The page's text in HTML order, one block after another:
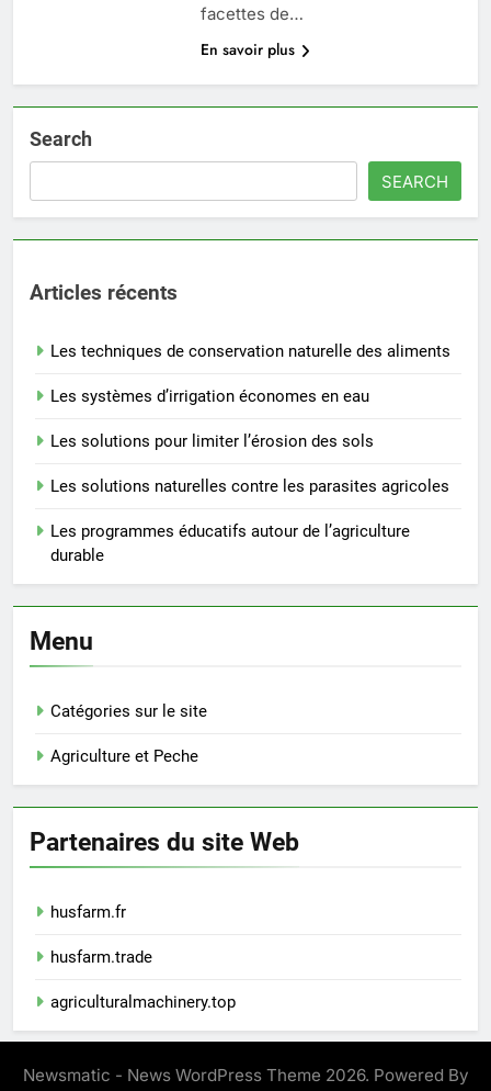
facettes de…
En savoir plus
Search
SEARCH
Articles récents
Les techniques de conservation naturelle des aliments
Les systèmes d’irrigation économes en eau
Les solutions pour limiter l’érosion des sols
Les solutions naturelles contre les parasites agricoles
Les programmes éducatifs autour de l’agriculture
durable
Menu
Catégories sur le site
Agriculture et Peche
Partenaires du site Web
husfarm.fr
husfarm.trade
agriculturalmachinery.top
Newsmatic - News WordPress Theme 2026. Powered By